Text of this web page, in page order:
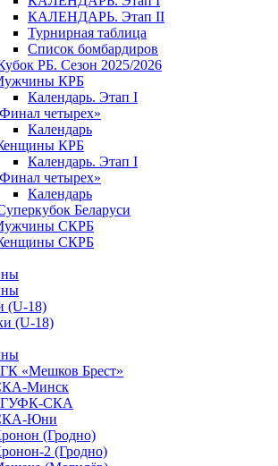
КАЛЕНДАРЬ. Этап II
Турнирная таблица
Список бомбардиров
РБ. Сезон 2025/2026
КРБ
Календарь. Этап I
четырех»
Календарь
КРБ
Календарь. Этап I
четырех»
Календарь
Беларуси
СКРБ
СКРБ
18)
(U-18)
«Мешков Брест»
Минск
СКА
Юни
(Гродно)
2 (Гродно)